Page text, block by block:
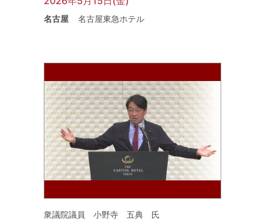
名古屋 名古屋東急ホテル
衆議院議員 小野寺 五典 氏